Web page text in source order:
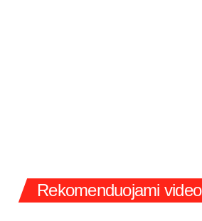
Rekomenduojami video